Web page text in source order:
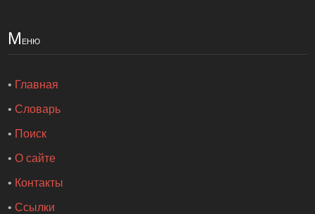
Меню
• Главная
•Словарь
• Поиск
•О сайте
• Контакты
•Ссылки